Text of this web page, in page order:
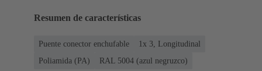
Resumen de características
Puente conector enchufable
1x 3, Longitudinal
Poliamida (PA)
RAL 5004 (azul negruzco)